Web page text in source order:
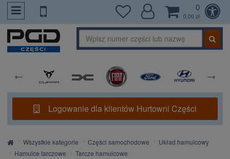
PrzejdzDoTresci
0
0,00 zł
Logowanie dla klientów Hurtowni Części
Strona
główna
Wszystkie kategorie Części samochodowe
Układ hamulcowy
Hamulce tarczowe
Tarcze hamulcowe